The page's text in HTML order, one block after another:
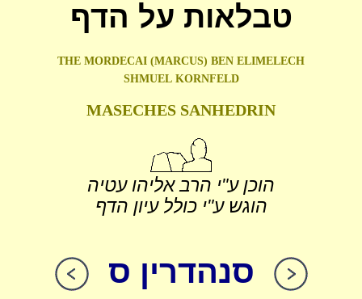
טבלאות על הדף
THE MORDECAI (MARCUS) BEN ELIMELECH
SHMUEL KORNFELD
MASECHES SANHEDRIN
הוכן ע"י הרב אליהו עטיה
הוגש ע"י כולל עיון הדף
סנהדרין ס